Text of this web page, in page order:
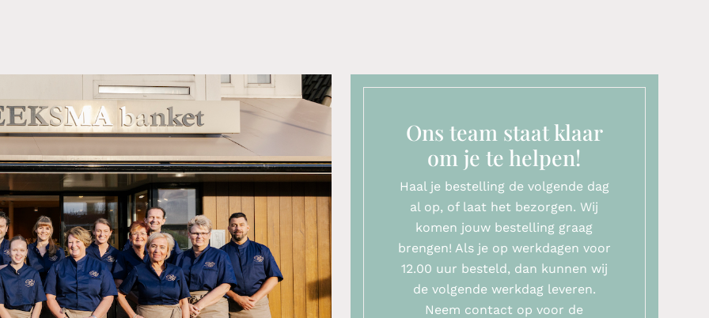
Ons team staat klaar
om je te helpen!
Haal je bestelling de volgende dag
al op, of laat het bezorgen. Wij
komen jouw bestelling graag
brengen! Als je op werkdagen voor
12.00 uur besteld, dan kunnen wij
de volgende werkdag leveren.
Neem contact op voor de